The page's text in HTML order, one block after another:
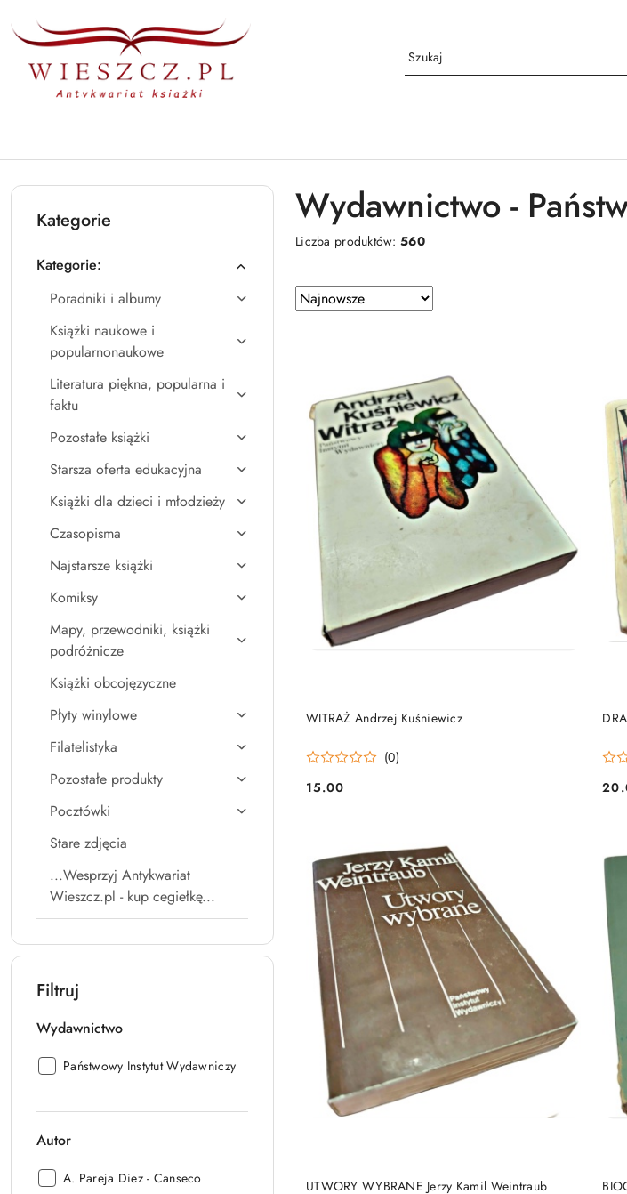
Przejdź do treści głównej
Przejdź do wyszukiwarki
Przejdź do moje konto
Przejdź do menu głównego
Przejdź do stopki
Kategorie
Kategorie:
Poradniki i albumy
Książki naukowe i
popularnonaukowe
Literatura piękna, popularna i
faktu
Pozostałe książki
Starsza oferta edukacyjna
Książki dla dzieci i młodzieży
Czasopisma
Najstarsze książki
Komiksy
Mapy, przewodniki, książki
podróżnicze
Książki obcojęzyczne
Płyty winylowe
Filatelistyka
Pozostałe produkty
Pocztówki
Stare zdjęcia
...Wesprzyj Antykwariat
Wieszcz.pl - kup cegiełkę...
Filtruj
Wydawnictwo
Wydawnictwo:
Państwowy Instytut Wydawniczy
Autor
Autor:
A. Pareja Diez - Canseco
Wydawnictwo -
Liczba produktów:560
Zastosowano sortowanie: Najnowsze.
Sortuj
według
WITRAŻ Andrzej Kuśniewicz
(0)
Cena:
15.00
DO KOSZYKA
UTWORY WYBRANE Jerzy Kamil Weintraub
DO KOSZYKA